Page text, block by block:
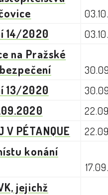
14/2020
na Pražské
13/2020
PÉTANQUE
konání
jejichž